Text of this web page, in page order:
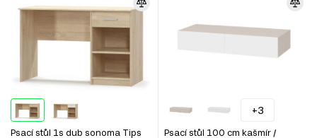
Psací stůl 1s dub sonoma Tips
+3
Psací stůl 100 cm kašmír /